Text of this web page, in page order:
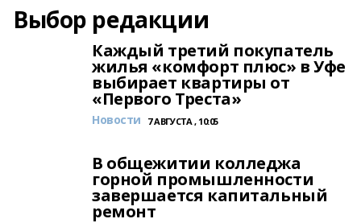
Выбор редакции
Каждый третий покупатель
жилья «комфорт плюс» в Уфе
выбирает квартиры от
«Первого Треста»
Новости 7 АВГУСТА , 10:05
В общежитии колледжа
горной промышленности
завершается капитальный
ремонт